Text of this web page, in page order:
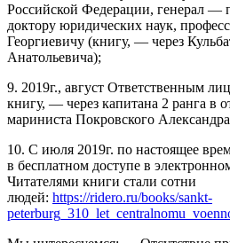
Российской Федерации, генерал —
доктору юридических наук,
Георгиевичу (книгу, — через
Анатольевича);
9. 2019г., август Ответственным
книгу, — через капитана 2 ранга в
мариниста Покровского
10. С июля 2019г. по настоящее
в бесплатном доступе в
Читателями книги стали сотни
людей: https://ridero.ru/books/sankt-